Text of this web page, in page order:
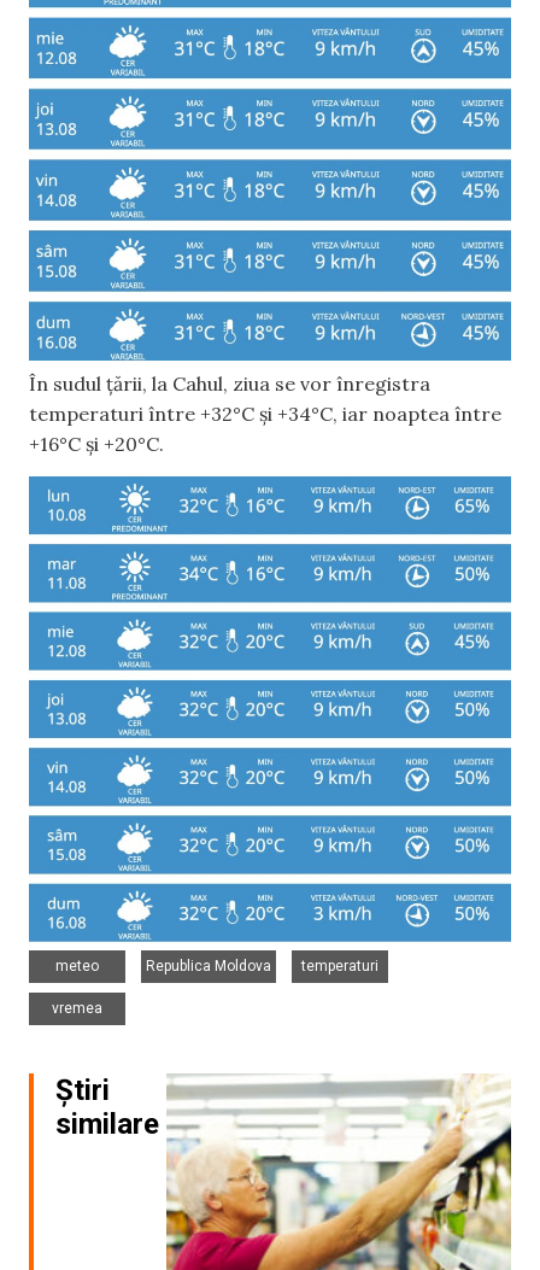
În sudul țării, la Cahul, ziua se vor înregistra
temperaturi între +32°C și +34°C, iar noaptea între
+16°C și +20°C.
meteo
Republica Moldova
temperaturi
vremea
Știri
similare